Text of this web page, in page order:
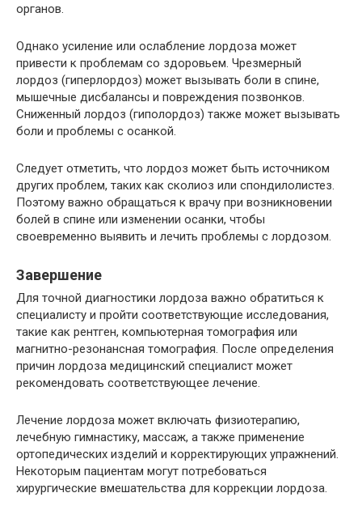
органов.
Однако усиление или ослабление лордоза может
привести к проблемам со здоровьем. Чрезмерный
лордоз (гиперлордоз) может вызывать боли в спине,
мышечные дисбалансы и повреждения позвонков.
Сниженный лордоз (гиполордоз) также может вызывать
боли и проблемы с осанкой.
Следует отметить, что лордоз может быть источником
других проблем, таких как сколиоз или спондилолистез.
Поэтому важно обращаться к врачу при возникновении
болей в спине или изменении осанки, чтобы
своевременно выявить и лечить проблемы с лордозом.
Завершение
Для точной диагностики лордоза важно обратиться к
специалисту и пройти соответствующие исследования,
такие как рентген, компьютерная томография или
магнитно-резонансная томография. После определения
причин лордоза медицинский специалист может
рекомендовать соответствующее лечение.
Лечение лордоза может включать физиотерапию,
лечебную гимнастику, массаж, а также применение
ортопедических изделий и корректирующих упражнений.
Некоторым пациентам могут потребоваться
хирургические вмешательства для коррекции лордоза.